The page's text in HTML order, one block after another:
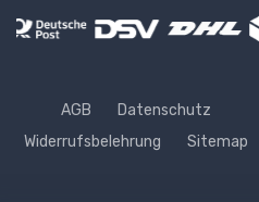
AGB
Datenschutz
Widerrufsbelehrung
Sitemap